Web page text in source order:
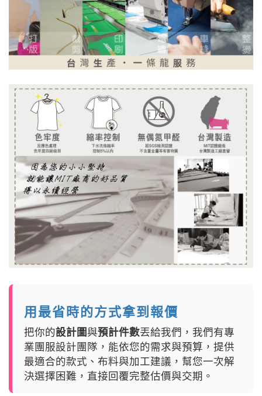
用最省時的方式拿到報價
把你的設計圖與預計件數丟給我們，我們有專
業團服設計團隊，能依您的需求與預算，提供
最適合的款式、布料與加工建議，幫您一次解
決選擇困難，直接回覆完整估價與交期。